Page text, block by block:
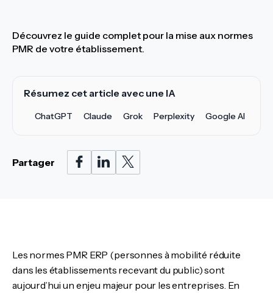
Découvrez le guide complet pour la mise aux normes
PMR de votre établissement.
Résumez cet article avec une IA
ChatGPT Claude Grok Perplexity Google AI
Partager
Les normes PMR ERP (personnes à mobilité réduite
dans les établissements recevant du public) sont
aujourd’hui un enjeu majeur pour les entreprises. En